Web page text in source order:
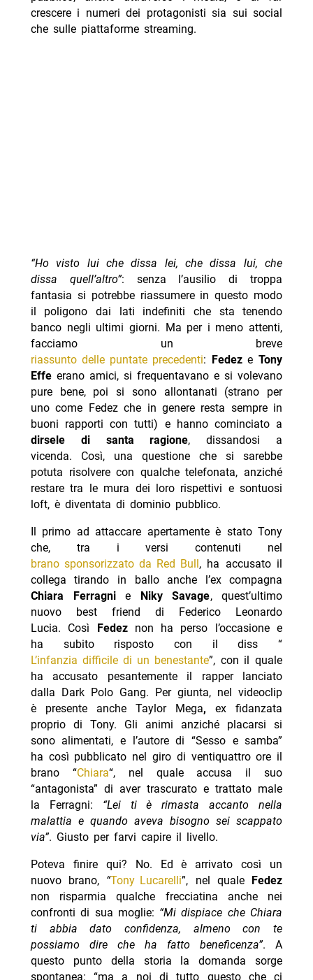
crescere i numeri dei protagonisti sia sui social
che sulle piattaforme streaming.
“Ho visto lui che dissa lei, che dissa lui, che
dissa quell’altro”: senza l’ausilio di troppa
fantasia si potrebbe riassumere in questo modo
il poligono dai lati indefiniti che sta tenendo
banco negli ultimi giorni. Ma per i meno attenti,
facciamo un breve
riassunto delle puntate precedenti: Fedeze Tony
Effeerano amici, si frequentavano e si volevano
pure bene, poi si sono allontanati (strano per
uno come Fedez che in genere resta sempre in
buoni rapporti con tutti) e hanno cominciato a
dirsele di santa ragione, dissandosi a
vicenda. Così, una questione che si sarebbe
potuta risolvere con qualche telefonata, anziché
restare tra le mura dei loro rispettivi e sontuosi
loft, è diventata di dominio pubblico.
Il primo ad attaccare apertamente è stato Tony
che, tra i versi contenuti nel
brano sponsorizzato da Red Bull , ha accusato il
collega tirando in ballo anche l’ex compagna
Chiara Ferragnie Niky Savage, quest’ultimo
nuovo best friend di Federico Leonardo
Lucia. Così
Fedeznon ha perso l’occasione e
ha subito risposto con il diss “
L’infanzia difficile di un benestante”, con il quale
ha accusato pesantemente il rapper lanciato
dalla Dark Polo Gang. Per giunta, nel videoclip
è presente anche Taylor Mega,ex fidanzata
proprio di Tony. Gli animi anziché placarsi si
sono alimentati, e l’autore di “Sesso e samba”
ha così pubblicato nel giro di ventiquattro ore il
brano “Chiara“, nel quale accusa il suo
“antagonista” di aver trascurato e trattato male
la Ferragni: “Lei ti è rimasta accanto nella
malattia e quando aveva bisogno sei scappato
via”. Giusto per farvi capire il livello.
Poteva finire qui? No. Ed è arrivato così un
nuovo brano, “Tony Lucarelli”, nel quale
Fedez
non risparmia qualche frecciatina anche nei
confronti di sua moglie: “Mi dispiace che Chiara
ti abbia dato confidenza, almeno con te
possiamo dire che ha fatto beneficenza”. A
questo punto della storia la domanda sorge
spontanea: “ma a noi di tutto questo che ci